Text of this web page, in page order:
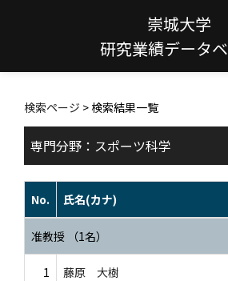
崇城大学
研究業績データ
検索ページ > 検索結果一覧
専門分野：スポーツ科学
No. 氏名(カナ)
准教授 （1名）
1
藤原 大樹